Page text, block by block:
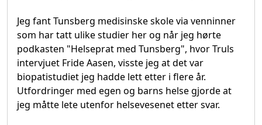
Jeg fant Tunsberg medisinske skole via venninner
som har tatt ulike studier her og når jeg hørte
podkasten "Helseprat med Tunsberg", hvor Truls
intervjuet Fride Aasen, visste jeg at det var
biopatistudiet jeg hadde lett etter i flere år.
Utfordringer med egen og barns helse gjorde at
jeg måtte lete utenfor helsevesenet etter svar.